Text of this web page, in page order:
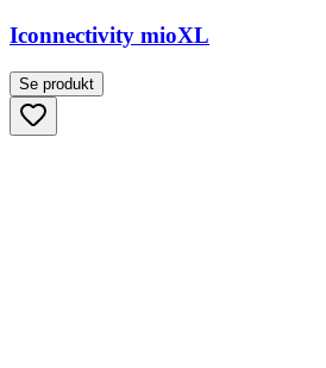
Iconnectivity mioXL
Se produkt